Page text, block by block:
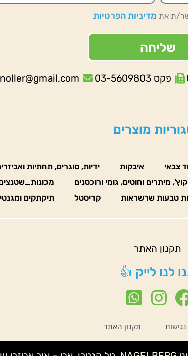
ת את מדיניות הפרטיות
שליחה
פקס 03-5609803
מוצרים
צבאי איבקות
ידיות, סוגרים, תחתיות
מיתרים וחוטים, גומי ורוכסנים
טבעות שרשראות קריסטל תיקתקים
תקנון האתר
לנו לייק 👍
תקנון האתר